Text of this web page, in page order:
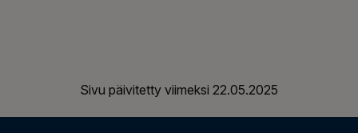
Sivu päivitetty viimeksi 22.05.2025